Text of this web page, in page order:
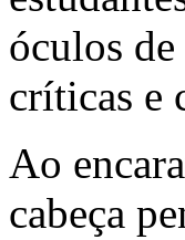
óculos
críticas e
Ao
cabeça